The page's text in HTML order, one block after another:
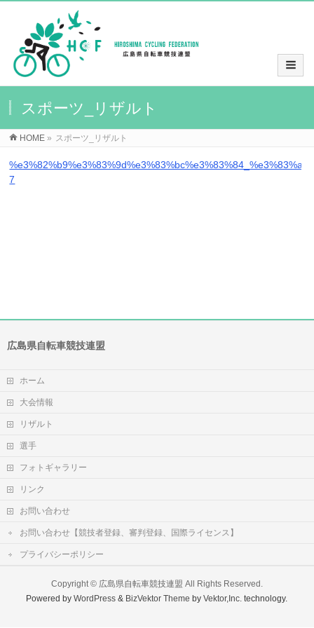
スポーツ_リザルト
HOME » スポーツ_リザルト
7
広島県自転車競技連盟
ホーム
大会情報
リザルト
選手
フォトギャラリー
リンク
お問い合わせ
お問い合わせ【競技者登録、審判登録、国際ライセンス】
プライバシーポリシー
Copyright © 広島県自転車競技連盟 All Rights Reserved.
Powered byWordPress & BizVektor Theme byVektor,Inc. technology.